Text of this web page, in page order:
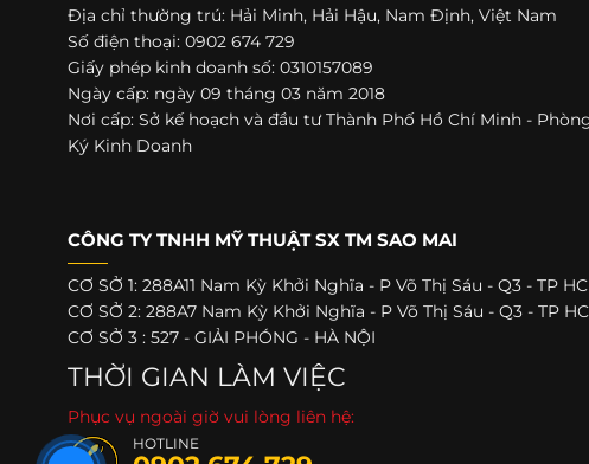
Địa chỉ thường trú: Hải Minh, Hải Hậu, Nam Định, Việt Nam
Số điện thoại: 0902 674 729
Giấy phép kinh doanh số: 0310157089
Ngày cấp: ngày 09 tháng 03 năm 2018
Nơi cấp: Sở kế hoạch và đầu tư Thành Phố Hồ Chí Minh -
Ký Kinh Doanh
CÔNG TY TNHH MỸ THUẬT SX TM SAO MAI
CƠ SỞ 1: 288A11 Nam Kỳ Khởi Nghĩa - P Võ Thị Sáu - Q3 - TP
CƠ SỞ 2: 288A7 Nam Kỳ Khởi Nghĩa - P Võ Thị Sáu - Q3 - TP
CƠ SỞ 3 : 527 - GIẢI PHÓNG - HÀ NỘI
THỜI GIAN LÀM VIỆC
Phục vụ ngoài giờ vui lòng liên hệ:
HOTLINE